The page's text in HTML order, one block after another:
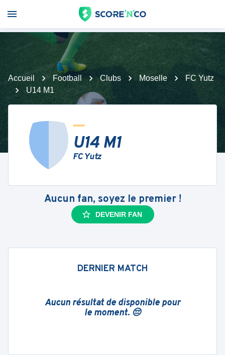
Accueil Football Clubs Moselle
FC Yutz
U14 M1
U14 M1
FC Yutz
Aucun fan, soyez le premier !
DEVENIR FAN
DERNIER MATCH
Aucun résultat de disponible pour
le moment. 😔